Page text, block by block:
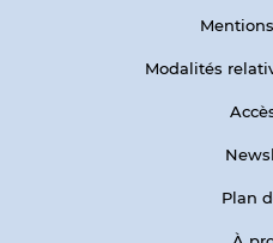
Modalités
Plan